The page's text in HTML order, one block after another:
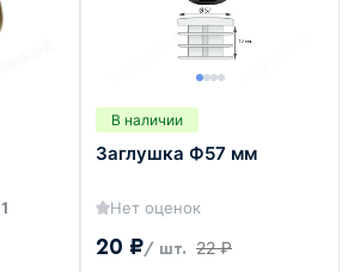
1
В наличии
Заглушка Ф57 мм
Нет оценок
20 ₽/ шт. 22 ₽